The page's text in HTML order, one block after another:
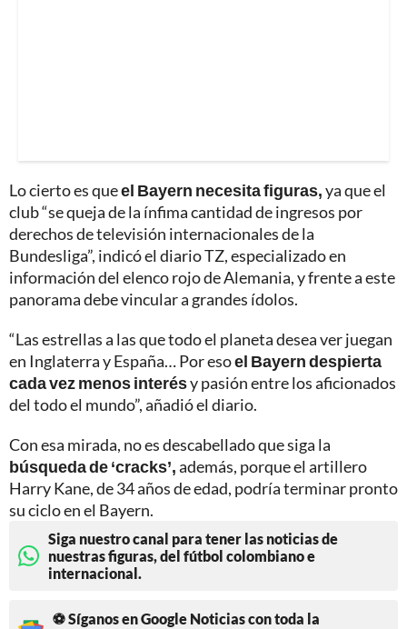
Lo cierto es queel Bayern necesita figuras,ya que el
club “se queja de la ínfima cantidad de ingresos por
derechos de televisión internacionales de la
Bundesliga”, indicó el diario TZ, especializado en
información del elenco rojo de Alemania, y frente a este
panorama debe vincular a grandes ídolos.
“Las estrellas a las que todo el planeta desea ver juegan
en Inglaterra y España… Por esoel Bayern despierta
cada vez menos interésy pasión entre los aficionados
del todo el mundo”, añadió el diario.
Con esa mirada, no es descabellado que siga la
búsqueda de ‘cracks’,además, porque el artillero
Harry Kane, de 34 años de edad, podría terminar pronto
su ciclo en el Bayern.
Siga nuestro canal para tener las noticias de
nuestras figuras, del fútbol colombiano e
internacional.
⚽ Síganos en Google Noticias con toda la